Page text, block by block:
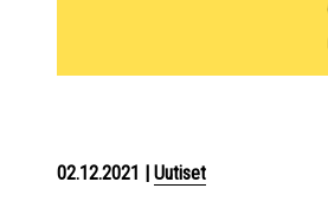
02.12.2021 | Uutiset